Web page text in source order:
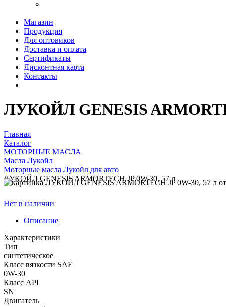
Магазин
Продукция
Для оптовиков
Доставка и оплата
Сертификаты
Дисконтная карта
Контакты
ЛУКОЙЛ GENESIS
Главная
Каталог
МОТОРНЫЕ МАСЛА
Масла Лукойл
Моторные масла Лукойл для авто
ЛУКОЙЛ GENESIS ARMORTECH JP 0W-30, 57 л
Нет в наличии
Описание
Характеристики
Тип
синтетическое
Класс вязкости SAE
0W-30
Класс API
SN
Двигатель